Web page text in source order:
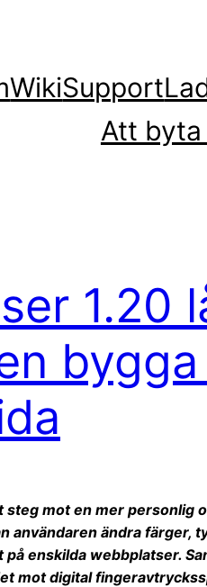
WikiSupport
Att
1.20
steg mot en mer personlig
användaren ändra färger,
enskilda webbplatser.
mot digital